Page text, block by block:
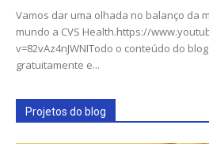
Vamos dar uma olhada no balanço da
mundo a CVS Health.https://
v=82vAz4nJWNITodo o conteúdo do
gratuitamente e...
Projetos do blog